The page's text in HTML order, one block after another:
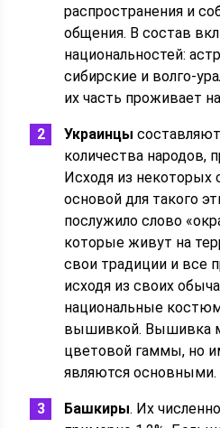
распространения и
общения. В состав
национальностей:
сибирские и волго-
их часть проживает
Украинцы
количества народов,
Исходя из некоторых
основой для такого
послужило слово
которые живут на
свои традиции и все
исходя из своих
национальные
вышивкой. Вышивка
цветовой гаммы, но
являются основными.
Башкиры. Их